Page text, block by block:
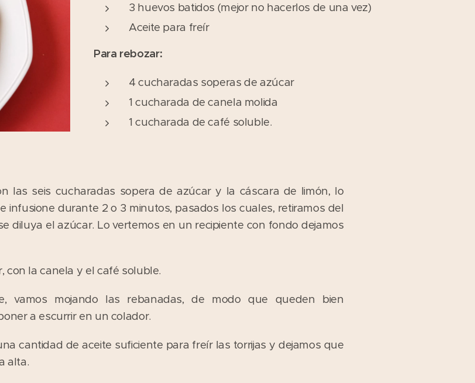
3 huevos batidos (mejor no hacerlos de una vez)
Aceite para freír
Para rebozar:
4 cucharadas soperas de azúcar
1 cucharada de canela molida
1 cucharada de café soluble.
las seis cucharadas sopera de azúcar y la cáscara de limón, lo
infusione durante 2 o 3 minutos, pasados los cuales, retiramos del
diluya el azúcar. Lo vertemos en un recipiente con fondo dejamos
con la canela y el café soluble.
vamos mojando las rebanadas, de modo que queden bien
a escurrir en un colador.
cantidad de aceite suficiente para freír las torrijas y dejamos que
alta.